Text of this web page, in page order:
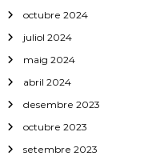
octubre 2024
juliol 2024
maig 2024
abril 2024
desembre 2023
octubre 2023
setembre 2023